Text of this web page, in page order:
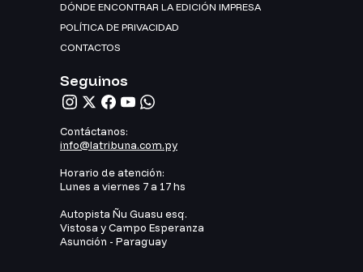
DÓNDE ENCONTRAR LA EDICIÓN IMPRESA
POLÍTICA DE PRIVACIDAD
CONTACTOS
Seguinos
Contáctanos:
info@latribuna.com.py
Horario de atención:
Lunes a viernes 7 a 17 hs
Autopista Ñu Guasu esq.
Vistosa y Campo Esperanza
Asunción - Paraguay